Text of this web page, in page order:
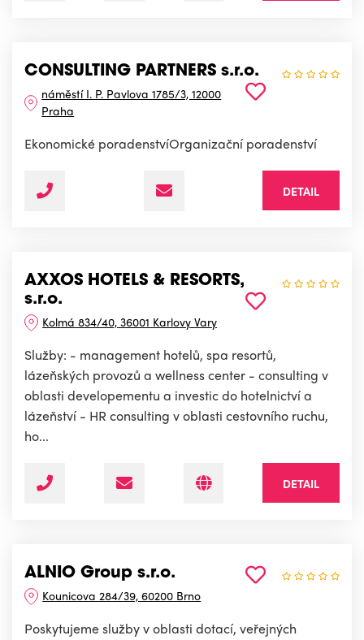
CONSULTING PARTNERS s.r.o.
náměstí I. P. Pavlova 1785/3, 12000
Praha
Ekonomické poradenstvíOrganizační poradenství
DETAIL
AXXOS HOTELS & RESORTS,
s.r.o.
Kolmá 834/40, 36001 Karlovy Vary
Služby: - management hotelů, spa resortů,
lázeňských provozů a wellness center - consulting v
oblasti developementu a investic do hotelnictví a
lázeňství - HR consulting v oblasti cestovního ruchu,
ho...
DETAIL
ALNIO Group s.r.o.
Kounicova 284/39, 60200 Brno
Poskytujeme služby v oblasti dotací, veřejných